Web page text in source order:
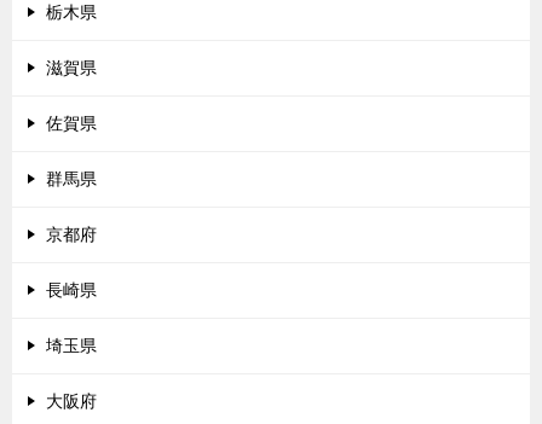
栃木県
滋賀県
佐賀県
群馬県
京都府
長崎県
埼玉県
大阪府